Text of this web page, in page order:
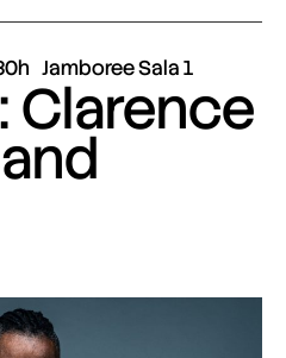
Jamboree Sala 1
Clarence